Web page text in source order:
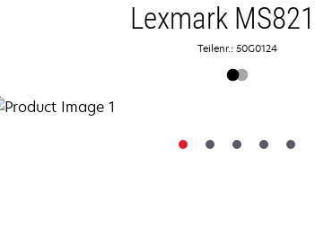
Lexmark MS821
Teilenr.: 50G0124